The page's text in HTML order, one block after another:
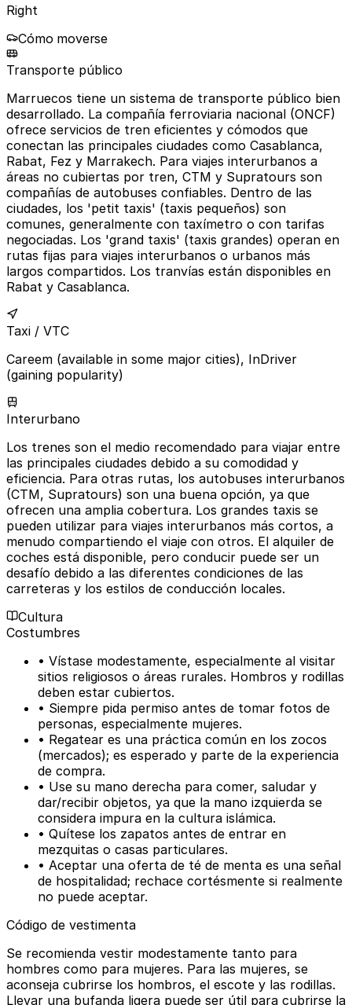
Right
Cómo moverse
Transporte público
Marruecos tiene un sistema de transporte público bien
desarrollado. La compañía ferroviaria nacional (ONCF)
ofrece servicios de tren eficientes y cómodos que
conectan las principales ciudades como Casablanca,
Rabat, Fez y Marrakech. Para viajes interurbanos a
áreas no cubiertas por tren, CTM y Supratours son
compañías de autobuses confiables. Dentro de las
ciudades, los 'petit taxis' (taxis pequeños) son
comunes, generalmente con taxímetro o con tarifas
negociadas. Los 'grand taxis' (taxis grandes) operan en
rutas fijas para viajes interurbanos o urbanos más
largos compartidos. Los tranvías están disponibles en
Rabat y Casablanca.
Taxi / VTC
Careem (available in some major cities), InDriver
(gaining popularity)
Interurbano
Los trenes son el medio recomendado para viajar entre
las principales ciudades debido a su comodidad y
eficiencia. Para otras rutas, los autobuses interurbanos
(CTM, Supratours) son una buena opción, ya que
ofrecen una amplia cobertura. Los grandes taxis se
pueden utilizar para viajes interurbanos más cortos, a
menudo compartiendo el viaje con otros. El alquiler de
coches está disponible, pero conducir puede ser un
desafío debido a las diferentes condiciones de las
carreteras y los estilos de conducción locales.
Cultura
Costumbres
• Vístase modestamente, especialmente al visitar
sitios religiosos o áreas rurales. Hombros y rodillas
deben estar cubiertos.
• Siempre pida permiso antes de tomar fotos de
personas, especialmente mujeres.
• Regatear es una práctica común en los zocos
(mercados); es esperado y parte de la experiencia
de compra.
• Use su mano derecha para comer, saludar y
dar/recibir objetos, ya que la mano izquierda se
considera impura en la cultura islámica.
• Quítese los zapatos antes de entrar en
mezquitas o casas particulares.
• Aceptar una oferta de té de menta es una señal
de hospitalidad; rechace cortésmente si realmente
no puede aceptar.
Código de vestimenta
Se recomienda vestir modestamente tanto para
hombres como para mujeres. Para las mujeres, se
aconseja cubrirse los hombros, el escote y las rodillas.
Llevar una bufanda ligera puede ser útil para cubrirse la